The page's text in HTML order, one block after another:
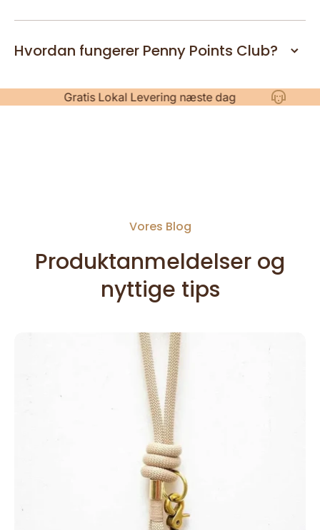
Hvordan fungerer Penny Points Club?
Gratis Lokal Levering næste dag
Vores Blog
Produktanmeldelser og
nyttige tips